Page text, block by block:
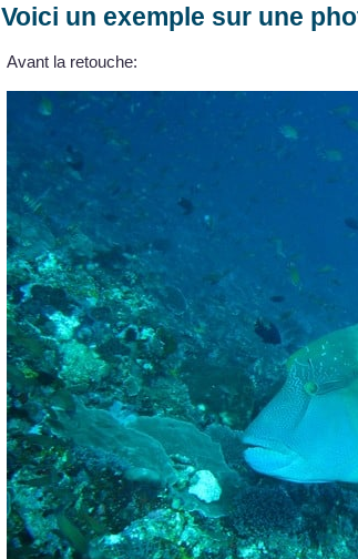
Voici un exemple sur une
Avant la retouche: